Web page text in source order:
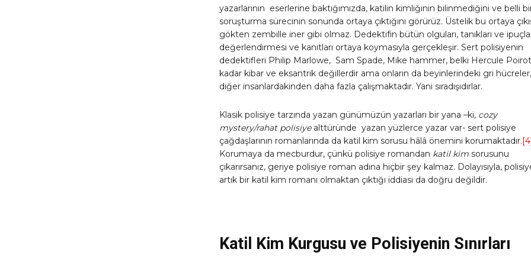
yazarlarının eserlerine baktığımızda, katilin kimliğinin bilinmediğini ve belli
soruşturma sürecinin sonunda ortaya çıktığını görürüz. Üstelik bu ortaya
gökten zembille iner gibi olmaz. Dedektifin bütün olguları, tanıkları ve
değerlendirmesi ve kanıtları ortaya koymasıyla gerçekleşir. Sert polisiyenin
dedektifleri Philip Marlowe, Sam Spade, Mike hammer, belki Hercule Poirot
kadar kibar ve eksantrik değillerdir ama onların da beyinlerindeki gri hücreler,
diğer insanlardakinden daha fazla çalışmaktadır. Yani sıradışıdırlar.
Klasik polisiye tarzında yazan günümüzün yazarları bir yana –ki, cozy
mystery/rahat polisiyealttüründe yazan yüzlerce yazar var- sert polisiye
çağdaşlarının romanlarında da katil kim sorusu hâlâ önemini korumaktadır.
Korumaya da mecburdur, çünkü polisiye romandan katil kimsorusunu
çıkarırsanız, geriye polisiye roman adına hiçbir şey kalmaz. Dolayısıyla,
artık bir katil kim romanı olmaktan çıktığı iddiası da doğru değildir.
Katil Kim Kurgusu ve Polisiyenin Sınırları